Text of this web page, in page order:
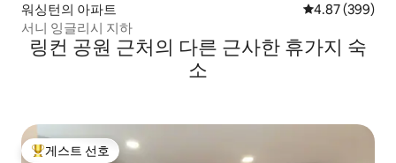
워싱턴의 아파트 평점 4.87점(5
4.87 (399)
서니 잉글리시 지하
링컨 공원 근처의 다른 근사한 휴가지 숙
소
상위 게스트 선호
게스트 선호